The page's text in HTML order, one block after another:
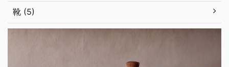
靴 (5)